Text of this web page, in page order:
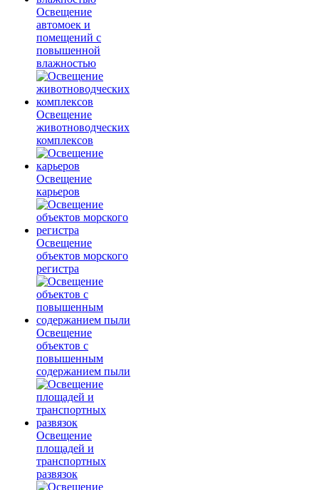
Освещение
автомоек и
помещений с
повышенной
влажностью
Освещение
животноводческих
комплексов
Освещение
карьеров
Освещение
объектов морского
регистра
Освещение
объектов с
повышенным
содержанием пыли
Освещение
площадей и
транспортных
развязок